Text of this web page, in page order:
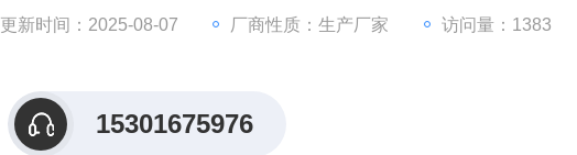
更新时间：2025-08-07 厂商性质：生产厂家 访问量：1383
15301675976